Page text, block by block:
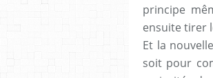
principe
ensuite tirer
Et la
soit pour